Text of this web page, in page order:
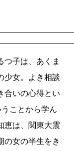
つ子は、あくま
少女。よき相談
合いの心得とい
ことから学ん
恵は、関東大震
の女の半生をき